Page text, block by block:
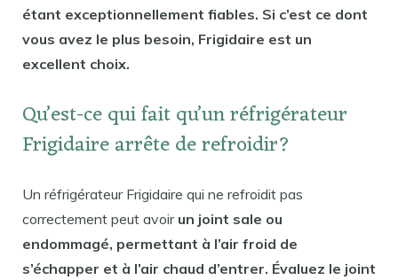
étant exceptionnellement fiables. Si c’est ce dont
vous avez le plus besoin, Frigidaire est un
excellent choix.
Qu’est-ce qui fait qu’un réfrigérateur
Frigidaire arrête de refroidir?
Un réfrigérateur Frigidaire qui ne refroidit pas
correctement peut avoir un joint sale ou
endommagé, permettant à l’air froid de
s’échapper et à l’air chaud d’entrer. Évaluez le joint